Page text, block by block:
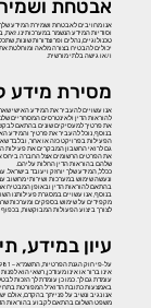
אבטחת
אנו מחויבים לאבטחת ושמירת המידע
וסודיות המידע הנשמר במערכותינו.
טכנולוגיים, נהלים ופרוצדורות שונות,
יכולים להבטיח בצורה מלאה ומוחלטת את
ו/או גישה בלתי מורשית.
מסירת מידע
אנו עשויים להעביר את המידע האישי
להוראות הדין ולאינטרסים המסחריים
את פרטיך למעסיקים שונים בהתאם
בנוסף, נוכל להעביר את פרטיך והמידע
הפעילות בפרויקט כזה או אחר, ובלבד
גם לרואי החשבון המבקרים את פעילות
את הפרטים הרשומים אצל החברה ביחס
שלהם בהוראות הדין החלות עליהם.
ככלל, המידע שלך יוחזק ויעובד בישראל.
ונעשה שימוש במערכות ושירותי מחשוב
בהתאם להוראות הדין ובאופן המבטיח
בנוסף, אנו עשויים במסגרת פעילותנו
מקפידים על שימוש בספקים ומערכות
לצורך ביצוע הפעולות המבוקשות, בכפוף
עיון במידע,
אינו ברור או אינו מעודכן, רשאי הוא
עומדת גם לך. כמו כן עומדת לך הזכות
באמצעות כתובת הדוא"ל המפורטת
אנו נגיב ונשיב על פנייתך בהקדם, אולם
משפט השלום בהתאם לקבוע בהוראות